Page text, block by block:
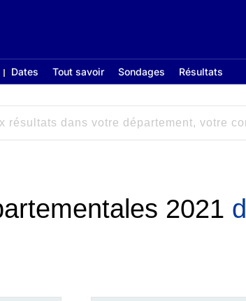
Dates Tout savoir Sondages Résultats
2021